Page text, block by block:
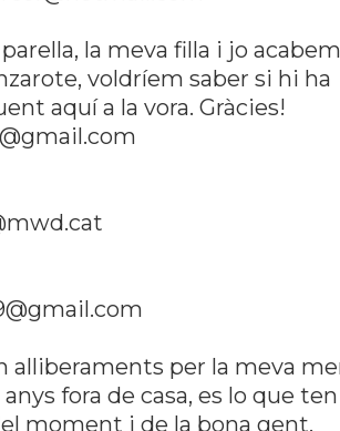
la meva filla i jo acabem
voldrí­em saber si hi ha
aquí­ a la vora. Gràcies!
alliberaments per la meva
anys fora de casa, es lo que
moment i de la bona gent.